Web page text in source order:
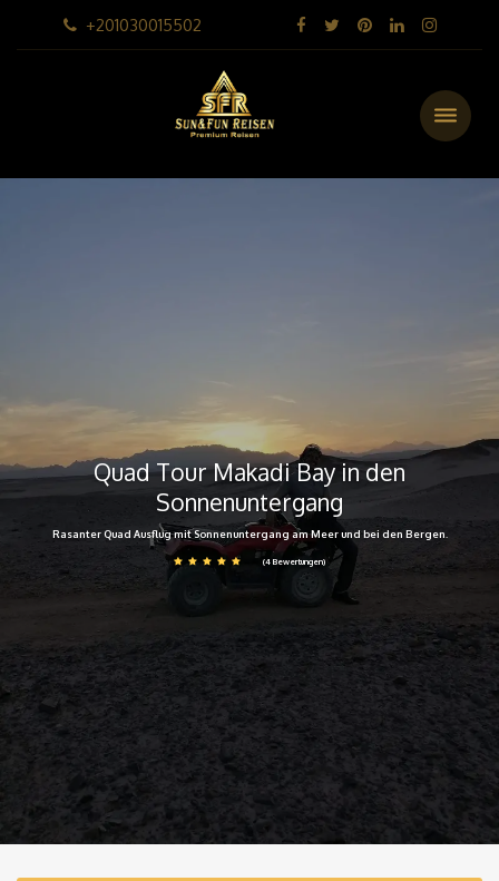
+201030015502
Quad Tour Makadi Bay in den
Sonnenuntergang
Rasanter Quad Ausflug mit Sonnenuntergang am Meer und bei den Bergen.
(4 Bewertungen)